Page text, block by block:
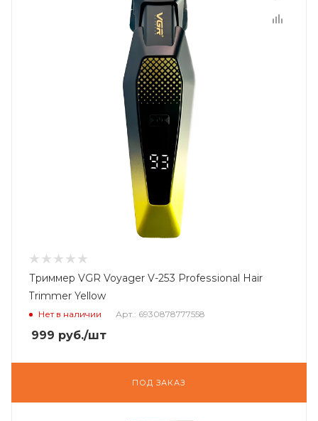
Триммер VGR Voyager V-253 Professional Hair
Trimmer Yellow
Нет в наличии Арт.: 6930878777558
999 руб./шт
ПОД ЗАКАЗ